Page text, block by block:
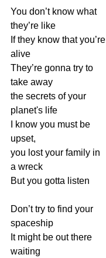
You don’t know what
they’re like
If they know that you’re
alive
They’re gonna try to
take away
the secrets of your
planet's life
know you must be
upset,
you lost your family in
a wreck
But you gotta listen
Don’t try to find your
spaceship
It might be out there
waiting